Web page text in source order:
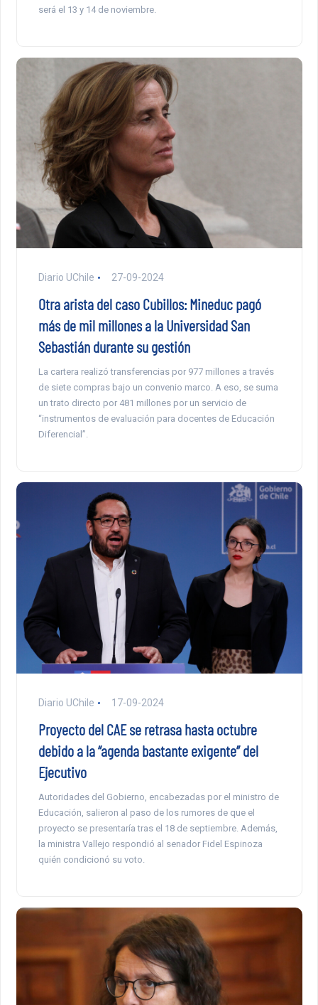
será el 13 y 14 de noviembre.
Diario UChile 27-09-2024
Otra arista del caso Cubillos: Mineduc pagó
más de mil millones a la Universidad San
Sebastián durante su gestión
La cartera realizó transferencias por 977 millones a través
de siete compras bajo un convenio marco. A eso, se suma
un trato directo por 481 millones por un servicio de
“instrumentos de evaluación para docentes de Educación
Diferencial”.
Diario UChile 17-09-2024
Proyecto del CAE se retrasa hasta octubre
debido a la “agenda bastante exigente” del
Ejecutivo
Autoridades del Gobierno, encabezadas por el ministro de
Educación, salieron al paso de los rumores de que el
proyecto se presentaría tras el 18 de septiembre. Además,
la ministra Vallejo respondió al senador Fidel Espinoza
quién condicionó su voto.